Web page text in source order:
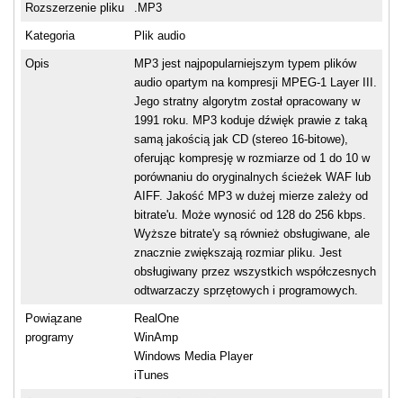
Rozszerzenie pliku .MP3
Kategoria Plik audio
Opis
MP3 jest najpopularniejszym typem plików
audio opartym na kompresji MPEG-1 Layer III.
Jego stratny algorytm został opracowany w
1991 roku. MP3 koduje dźwięk prawie z taką
samą jakością jak CD (stereo 16-bitowe),
oferując kompresję w rozmiarze od 1 do 10 w
porównaniu do oryginalnych ścieżek WAF lub
AIFF. Jakość MP3 w dużej mierze zależy od
bitrate'u. Może wynosić od 128 do 256 kbps.
Wyższe bitrate'y są również obsługiwane, ale
znacznie zwiększają rozmiar pliku. Jest
obsługiwany przez wszystkich współczesnych
odtwarzaczy sprzętowych i programowych.
Powiązane
programy
RealOne
WinAmp
Windows Media Player
iTunes